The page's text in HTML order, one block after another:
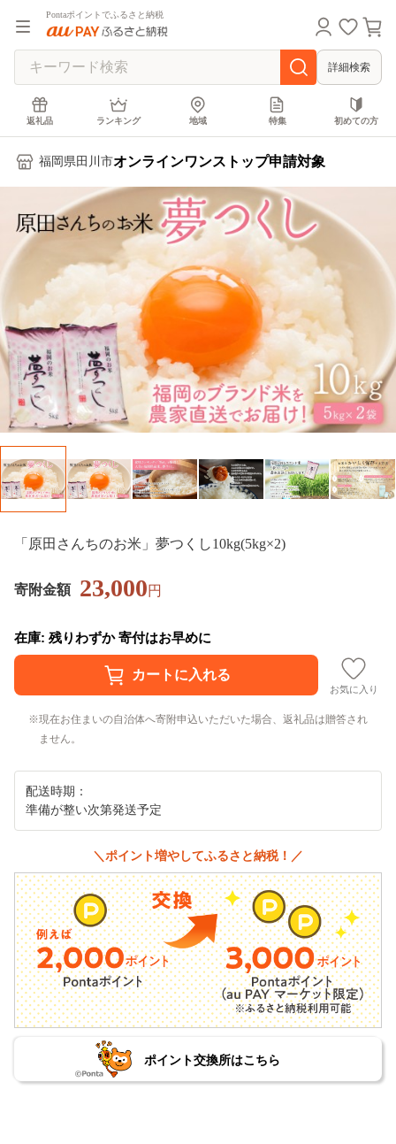
Pontaポイントでふるさと納税
詳細検索
返礼品 ランキング 地域 特集 初めての方
福岡県田川市オンラインワンストップ申請対象
「原田さんちのお米」夢つくし10kg(5kg×2)
寄附金額 23,000円
在庫: 残りわずか 寄付はお早めに
お気に入り
現在お住まいの自治体へ寄附申込いただいた場合、返礼品は贈答され
ません。
配送時期：
準備が整い次第発送予定
＼ポイント増やしてふるさと納税！／
ポイント交換所はこちら